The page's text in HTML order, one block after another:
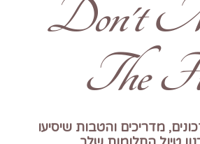
!Don't
The